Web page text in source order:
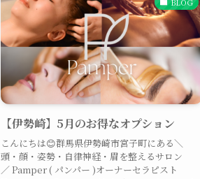
【伊勢崎】5月のお得なオプション
こんにちは😊群馬県伊勢崎市宮子町にある＼
頭・顔・姿勢・自律神経・眉を整えるサロン
／ Pamper ( パンパー )オーナーセラピスト